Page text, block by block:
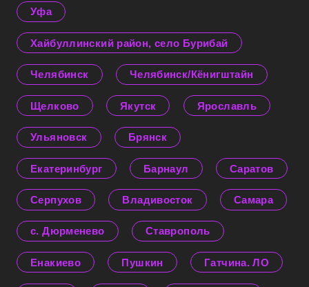
Уфа
Хайбуллинский район, село Бурибай
Челябинск Челябинск/Кёнигштайн
Щелково Якутск Ярославль
Ульяновск Брянск
Екатеринбург Барнаул Саратов
Серпухов Владивосток Самара
с. Дюрменево Ставрополь
Енакиево Пушкин Гатчина. ЛО